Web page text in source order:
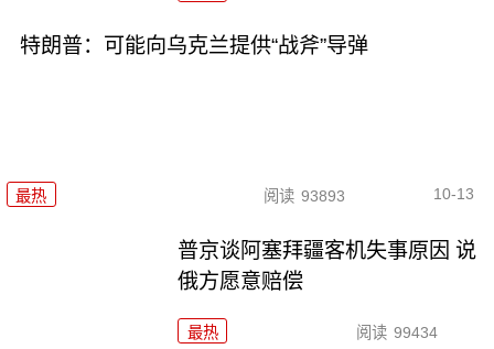
特朗普：可能向乌克兰提供“战斧”导弹
最热 阅读 93893 10-13
普京谈阿塞拜疆客机失事原因 说
俄方愿意赔偿
最热 阅读 99434